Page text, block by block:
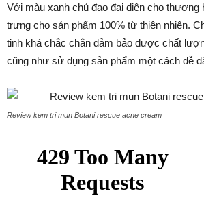
Với màu xanh chủ đạo đại diện cho thương
trưng cho sản phẩm 100% từ thiên nhiên.
tinh khá chắc chắn đảm bảo được chất
cũng như sử dụng sản phẩm một cách dễ
Review kem trị mụn Botani rescue acne cream